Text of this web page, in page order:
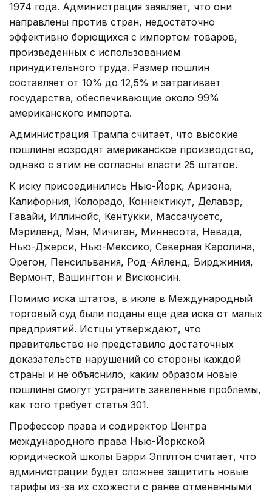
1974 года. Администрация заявляет, что они
направлены против стран, недостаточно
эффективно борющихся с импортом товаров,
произведенных с использованием
принудительного труда. Размер пошлин
составляет от 10% до 12,5% и затрагивает
государства, обеспечивающие около 99%
американского импорта.
Администрация Трампа считает, что высокие
пошлины возродят американское производство,
однако с этим не согласны власти 25 штатов.
К иску присоединились Нью-Йорк, Аризона,
Калифорния, Колорадо, Коннектикут, Делавэр,
Гавайи, Иллинойс, Кентукки, Массачусетс,
Мэриленд, Мэн, Мичиган, Миннесота, Невада,
Нью-Джерси, Нью-Мексико, Северная Каролина,
Орегон, Пенсильвания, Род-Айленд, Вирджиния,
Вермонт, Вашингтон и Висконсин.
Помимо иска штатов, в июле в Международный
торговый суд были поданы еще два иска от малых
предприятий. Истцы утверждают, что
правительство не представило достаточных
доказательств нарушений со стороны каждой
страны и не объяснило, каким образом новые
пошлины смогут устранить заявленные проблемы,
как того требует статья 301.
Профессор права и содиректор Центра
международного права Нью-Йоркской
юридической школы Барри Эпплтон считает, что
администрации будет сложнее защитить новые
тарифы из-за их схожести с ранее отмененными